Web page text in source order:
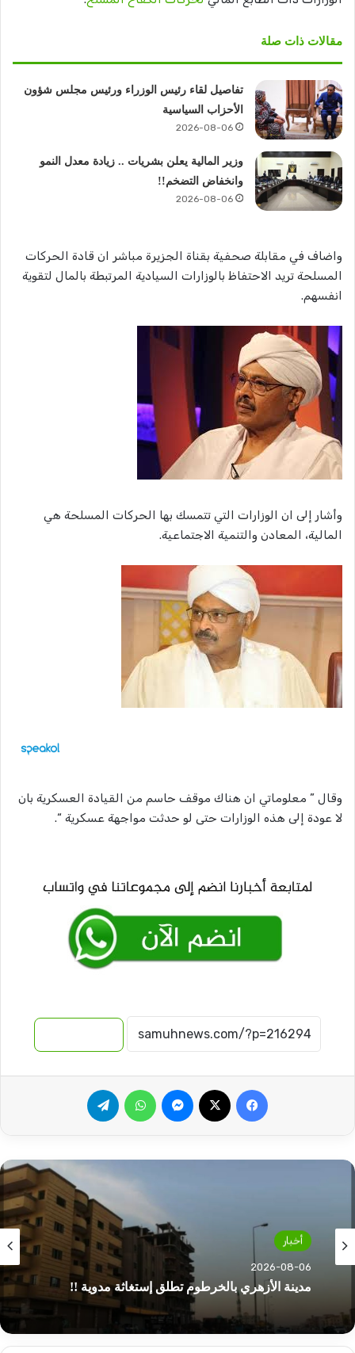
مقالات ذات صلة
تفاصيل لقاء رئيس الوزراء ورئيس مجلس شؤون
الأحزاب السياسية
2026-08-06
وزير المالية يعلن بشريات .. زيادة معدل النمو
وانخفاض التضخم!!
2026-08-06
واضاف في مقابلة صحفية بقناة الجزيرة مباشر ان قادة الحركات
المسلحة تريد الاحتفاظ بالوزارات السيادية المرتبطة بالمال لتقوية
انفسهم.
وأشار إلى ان الوزارات التي تتمسك بها الحركات المسلحة هي
المالية، المعادن والتنمية الاجتماعية.
وقال ” معلوماتي ان هناك موقف حاسم من القيادة العسكرية بان
لا عودة إلى هذه الوزارات حتى لو حدثت مواجهة عسكرية “.
فيسبوك ماسنجر واتساب
أخبار
2026-08-06
مدينة الأزهري بالخرطوم تطلق إستغاثة مدوية !!